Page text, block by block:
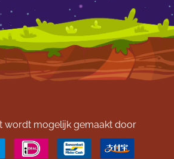
wordt mogelijk gemaakt door